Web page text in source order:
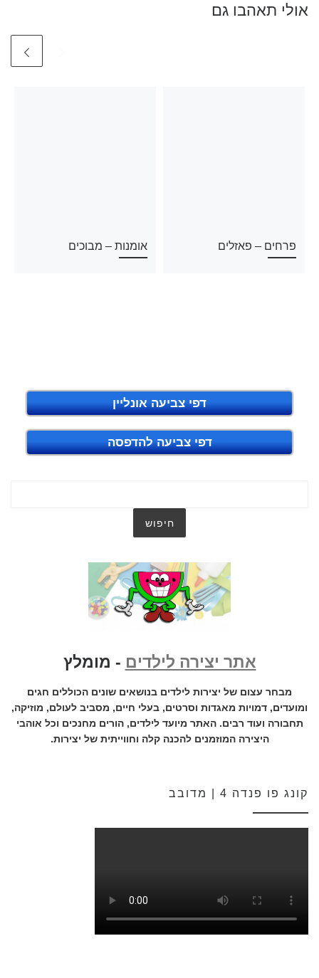
אולי תאהבו גם
פרחים – פאזלים אומנות – מבוכים
דפי צביעה אונליין
דפי צביעה להדפסה
אתר יצירה לילדים - מומלץ
מבחר עצום של יצירות לילדים בנושאים שונים הכוללים חגים
ומועדים, דמויות מאגדות וסרטים, בעלי חיים, מסביב לעולם, מוזיקה,
תחבורה ועוד רבים. האתר מיועד לילדים, הורים מחנכים וכל אוהבי
היצירה המוזמנים להכנה קלה וחווייתית של יצירות.
קונג פו פנדה 4 | מדובב